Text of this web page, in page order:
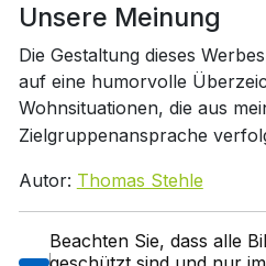
Unsere Meinung
Die Gestaltung dieses
auf eine humorvolle
Wohnsituationen, die aus
Zielgruppenansprache
Autor: Thomas Stehle
Beachten Sie, dass alle